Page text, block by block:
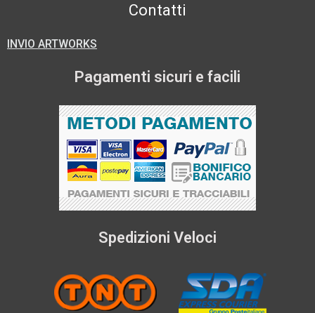
Contatti
INVIO ARTWORKS
Pagamenti sicuri e facili
Spedizioni Veloci